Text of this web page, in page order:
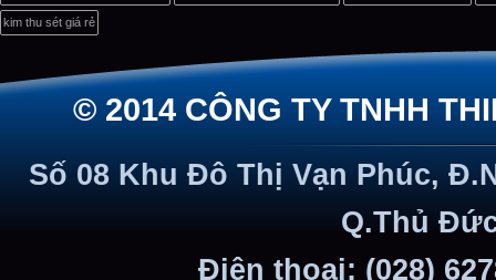
kim thu sét giá rẻ
© 2014 CÔNG TY TNHH
Số 08 Khu Đô Thị Vạn Phúc,
Q.Thủ
Điện thoại: (028)